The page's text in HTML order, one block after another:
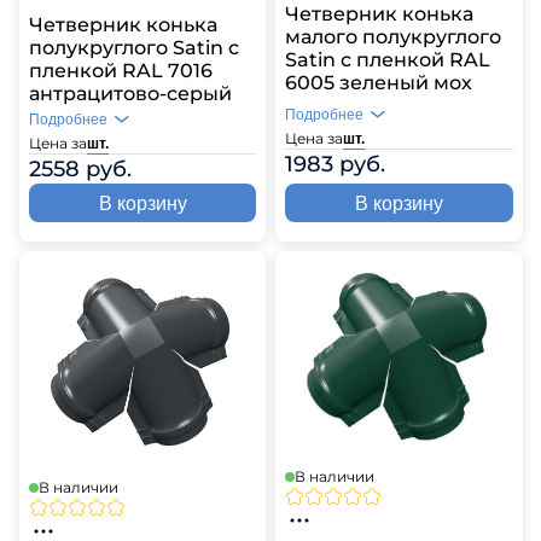
Четверник конька
полукруглого Satin с
пленкой RAL 7016
антрацитово-серый
Цена зашт.
2558 руб.
Подробнее
В корзину
Четверник конька
малого полукруглого
Satin с пленкой RAL
6005 зеленый мох
Цена зашт.
1983 руб.
Подробнее
В корзину
В наличии
В наличии